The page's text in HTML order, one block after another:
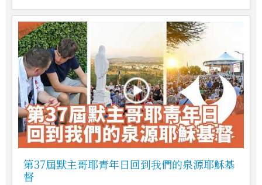
第37屆默主哥耶青年日回到我們的泉源耶穌基
督